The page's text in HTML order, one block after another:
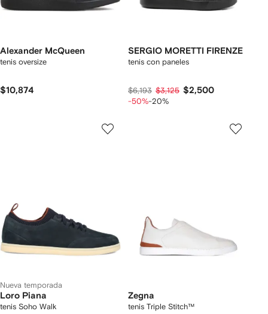
Alexander McQueen
tenis oversize
$10,874
SERGIO MORETTI FIRENZE
tenis con paneles
$6,193 $3,125 $2,500
-50%-20%
Nueva temporada
Loro Piana
tenis Soho Walk
Zegna
tenis Triple Stitch™